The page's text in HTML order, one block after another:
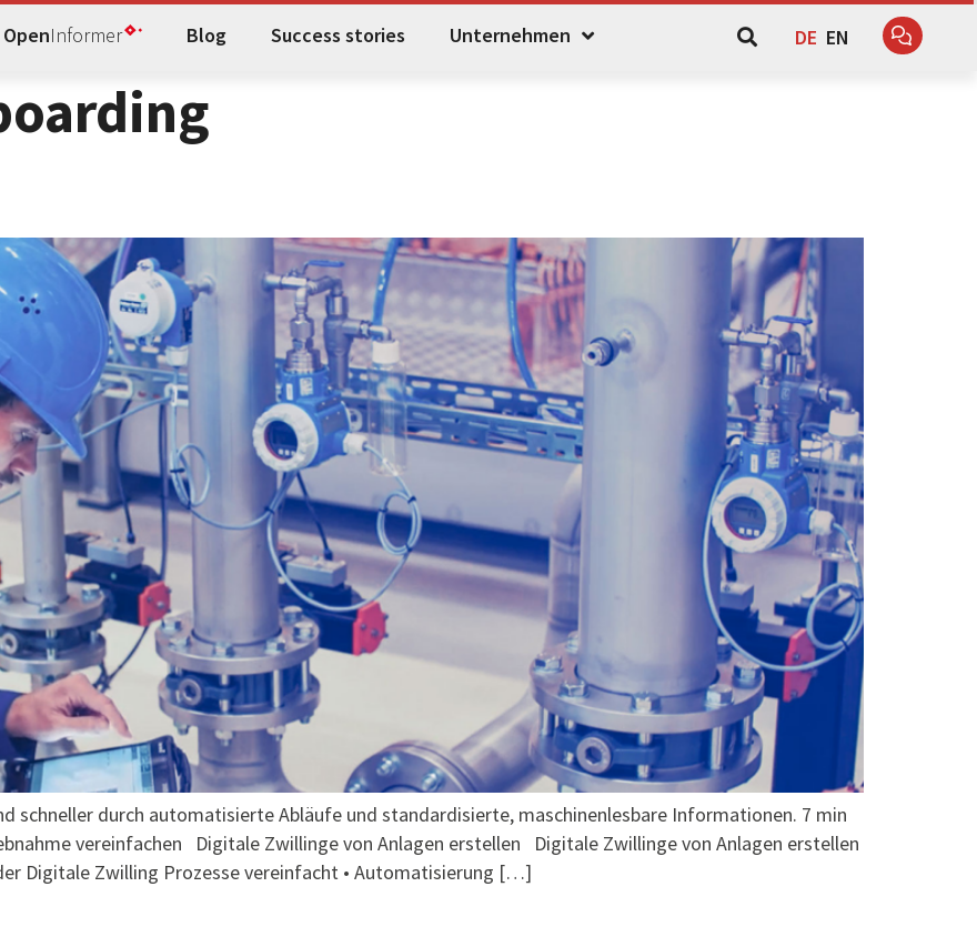
OpenInformer Blog Success stories Unternehmen DE EN
schneller durch automatisierte Abläufe und standardisierte, maschinenlesbare Informationen. 7 min
vereinfachen Digitale Zwillinge von Anlagen erstellen Digitale Zwillinge von Anlagen erstellen
Digitale Zwilling Prozesse vereinfacht • Automatisierung […]